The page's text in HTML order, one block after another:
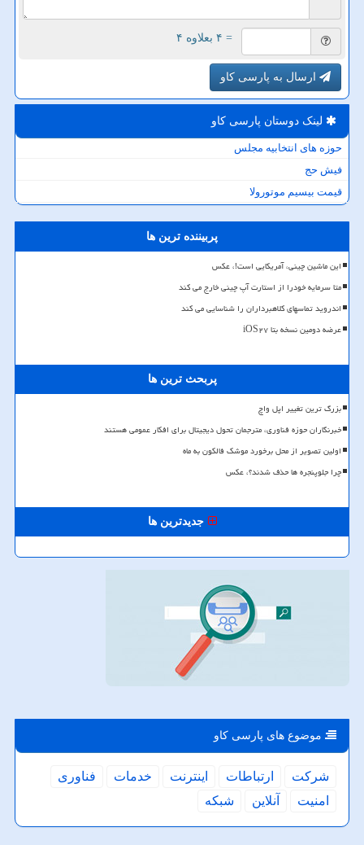
= ۴ بعلاوه ۴
ارسال به پارسی کاو
لینک دوستان پارسی كاو
حوزه های انتخابیه مجلس
فیش حج
قیمت بیسیم موتورولا
پربیننده ترین ها
این ماشین چینی، آمریکایی است!، عکس
متا سرمایه خودرا از استارت آپ چینی خارج می کند
اندروید تماسهای کلاهبرداران را شناسایی می کند
عرضه دومین نسخه بتا iOS۲۷
پربحث ترین ها
بزرگ ترین تغییر اپل واچ
خبرنگاران حوزه فناوری، مترجمان تحول دیجیتال برای افکار عمومی هستند
اولین تصویر از محل برخورد موشک فالکون به ماه
چرا جلوپنجره ها حذف شدند؟، عکس
جدیدترین ها
موضوع های پارسی كاو
شركت ارتباطات اینترنت خدمات
فناوری
امنیت
آنلاین شبكه